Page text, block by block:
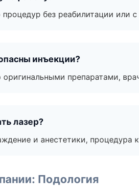
без реабилитации или
инъекции?
оригинальными препаратами,
лазер?
и анестетики, процедура
Подология